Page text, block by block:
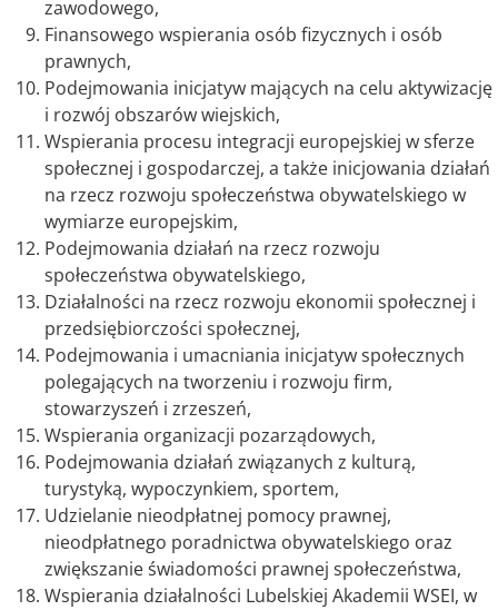
zawodowego,
Finansowego wspierania osób fizycznych i osób
prawnych,
Podejmowania inicjatyw mających na celu aktywizację
i rozwój obszarów wiejskich,
Wspierania procesu integracji europejskiej w sferze
społecznej i gospodarczej, a także inicjowania działań
na rzecz rozwoju społeczeństwa obywatelskiego w
wymiarze europejskim,
Podejmowania działań na rzecz rozwoju
społeczeństwa obywatelskiego,
Działalności na rzecz rozwoju ekonomii społecznej i
przedsiębiorczości społecznej,
Podejmowania i umacniania inicjatyw społecznych
polegających na tworzeniu i rozwoju firm,
stowarzyszeń i zrzeszeń,
Wspierania organizacji pozarządowych,
Podejmowania działań związanych z kulturą,
turystyką, wypoczynkiem, sportem,
Udzielanie nieodpłatnej pomocy prawnej,
nieodpłatnego poradnictwa obywatelskiego oraz
zwiększanie świadomości prawnej społeczeństwa,
Wspierania działalności Lubelskiej Akademii WSEI, w